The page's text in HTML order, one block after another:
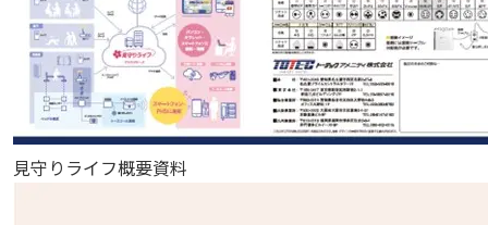
見守りライフ概要資料